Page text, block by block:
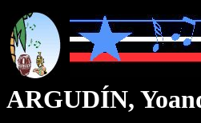
ARGUDÍN,